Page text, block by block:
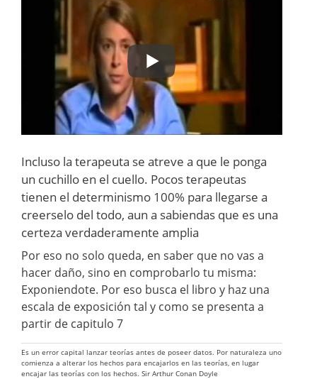
Incluso la terapeuta se atreve a que le ponga
un cuchillo en el cuello. Pocos terapeutas
tienen el determinismo 100% para llegarse a
creerselo del todo, aun a sabiendas que es una
certeza verdaderamente amplia
Por eso no solo queda, en saber que no vas a
hacer daño, sino en comprobarlo tu misma:
Exponiendote. Por eso busca el libro y haz una
escala de exposición tal y como se presenta a
partir de capitulo 7
Es un error capital lanzar teorías antes de poseer datos. Por naturaleza uno
comienza a alterar los hechos para encajarlos en las teorías, en lugar
encajar las teorías con los hechos. Sir Arthur Conan Doyle